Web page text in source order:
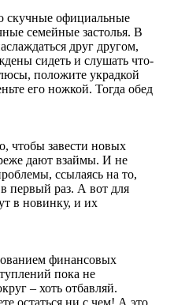
скучные официальные
семейные застолья. В
друг другом,
сидеть и слушать что-
положите украдкой
его ножкой. Тогда обед
чтобы завести новых
дают взаймы. И не
ссылаясь на то,
первый раз. А вот для
в новинку, и их
финансовых
пока не
– хоть отбавляй.
остаться ни с чем! А это